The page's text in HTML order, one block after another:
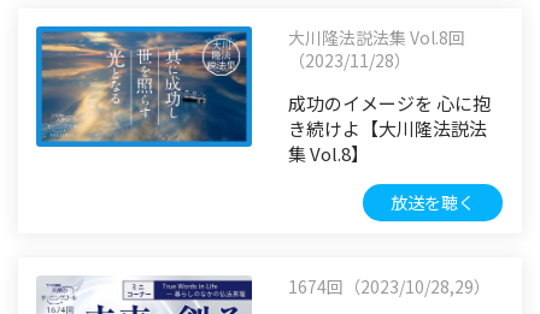
大川隆法説法集 Vol.8回
（2023/11/28）
成功のイメージを 心に抱
き続けよ【大川隆法説法
集 Vol.8】
放送を聴く
1674回（2023/10/28,29）